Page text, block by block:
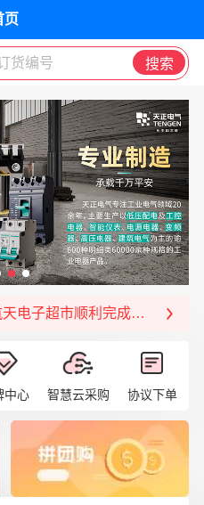
页
货编号 搜索
宏伟天马与航天电子超市顺利完成对接！
与中铝集团成功签约！
福清核电—WD-40产品交流会圆满结束
严选达成品牌合作
宏伟供应链与第一师阿拉尔市签署战略框架合
中心 智慧云采购 协议下单